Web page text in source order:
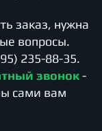
заказ, нужна
вопросы.
235-88-35.
звонок -
сами вам